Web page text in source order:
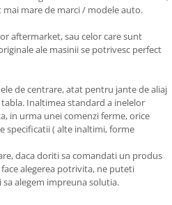
mare de marci / modele auto.
aftermarket, sau celor care sunt
ale masinii se potrivesc perfect
de centrare, atat pentru jante de aliaj
tabla. Inaltimea standard a inelelor
in urma unei comenzi ferme, orice
specificatii ( alte inaltimi, forme
daca doriti sa comandati un produs
alegerea potrivita, ne puteti
alegem impreuna solutia.